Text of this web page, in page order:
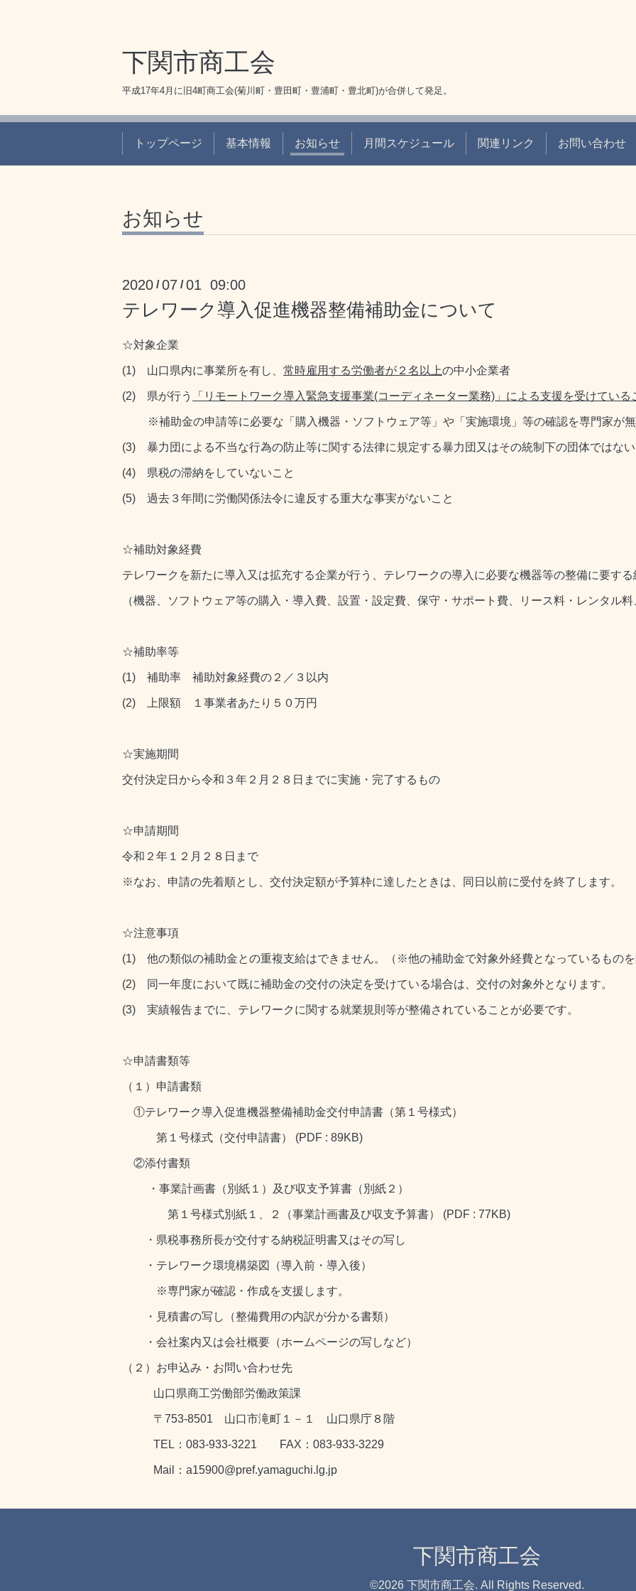
下関市商工会
平成17年4月に旧4町商工会(菊川町・豊田町・豊浦町・豊北町)が合併して発足。
トップページ 基本情報 お知らせ 月間スケジュール 関連リンク お問い合わせ
お知らせ
2020 /07 /01 09:00
テレワーク導入促進機器整備補助金について
☆対象企業
(1) 山口県内に事業所を有し、 常時雇用する労働者が２名以上の中小企業者
(2) 県が行う 「リモートワーク導入緊急支援事業(コーディネーター業務)」 による支援を受けている
※補助金の申請等に必要な「購入機器・ソフトウェア等」や「実施環境」等の確認を専門家が
(3) 暴力団による不当な行為の防止等に関する法律に規定する暴力団又はその統制下の団体ではな
(4) 県税の滞納をしていないこと
(5) 過去３年間に労働関係法令に違反する重大な事実がないこと
☆補助対象経費
テレワークを新たに導入又は拡充する企業が行う、テレワークの導入に必要な機器等の整備に要する
（機器、ソフトウェア等の購入・導入費、設置・設定費、保守・サポート費、リース料・レンタル
☆補助率等
(1) 補助率 補助対象経費の２／３以内
(2) 上限額 １事業者あたり５０万円
☆実施期間
交付決定日から令和３年２月２８日までに実施・完了するもの
☆申請期間
令和２年１２月２８日まで
※なお、申請の先着順とし、交付決定額が予算枠に達したときは、同日以前に受付を終了します。
☆注意事項
(1) 他の類似の補助金との重複支給はできません。（※他の補助金で対象外経費となっているもの
(2) 同一年度において既に補助金の交付の決定を受けている場合は、交付の対象外となります。
(3) 実績報告までに、テレワークに関する就業規則等が整備されていることが必要です。
☆申請書類等
（１）申請書類
①テレワーク導入促進機器整備補助金交付申請書（第１号様式）
第１号様式（交付申請書） (PDF : 89KB)
②添付書類
・事業計画書（別紙１）及び収支予算書（別紙２）
第１号様式別紙１、２（事業計画書及び収支予算書） (PDF : 77KB)
・県税事務所長が交付する納税証明書又はその写し
・テレワーク環境構築図（導入前・導入後）
※専門家が確認・作成を支援します。
・見積書の写し（整備費用の内訳が分かる書類）
・会社案内又は会社概要（ホームページの写しなど）
（２）お申込み・お問い合わせ先
山口県商工労働部労働政策課
〒753-8501 山口市滝町１－１ 山口県庁８階
TEL：083-933-3221 FAX：083-933-3229
Mail： a15900@pref.yamaguchi.lg.jp
下関市商工会
©2026 下関市商工会. All Rights Reserved.